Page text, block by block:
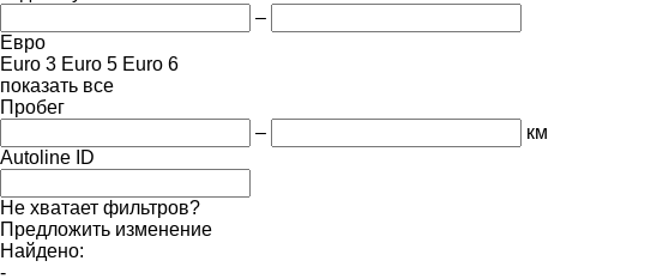
–
Евро
Euro 3 Euro 5 Euro 6
показать все
Пробег
–
км
Autoline ID
Не хватает фильтров?
Предложить изменение
Найдено:
-